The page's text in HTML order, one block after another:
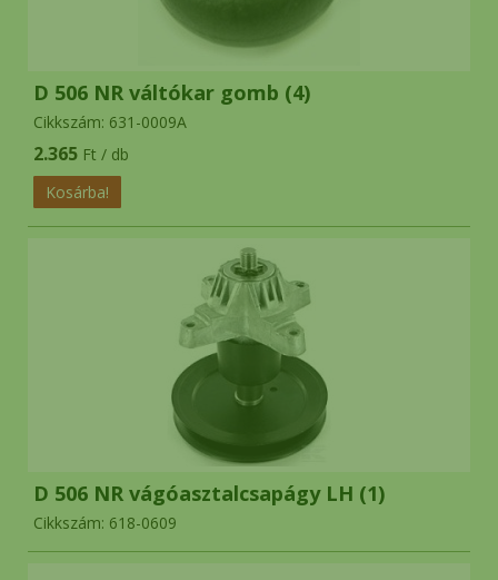
D 506 NR váltókar gomb (4)
Cikkszám: 631-0009A
2.365 Ft / db
D 506 NR vágóasztalcsapágy LH (1)
Cikkszám: 618-0609